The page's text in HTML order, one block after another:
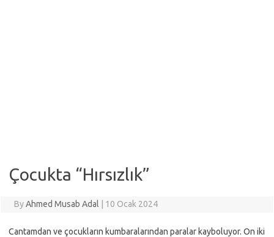
Çocukta “Hırsızlık”
ByAhmed Musab Adal 10 Ocak 2024
Cantamdan ve çocukların kumbaralarından paralar kayboluyor. On iki